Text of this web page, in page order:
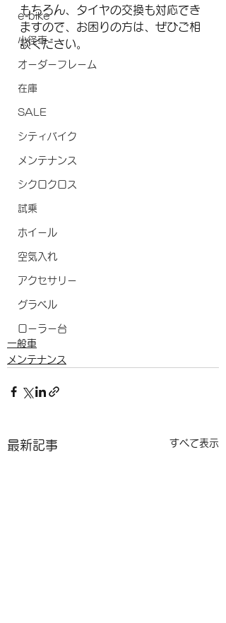
e-bike
小径車
オーダーフレーム
在庫
SALE
シティバイク
メンテナンス
シクロクロス
試乗
ホイール
空気入れ
アクセサリー
グラベル
ローラー台
もちろん、タイヤの交換も対応でき
ますので、お困りの方は、ぜひご相
談ください。
一般車
メンテナンス
最新記事 すべて表示